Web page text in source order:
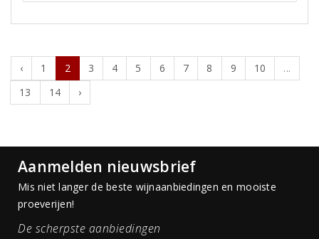
‹ 1 2 3 4 5 6 7 8 9 10
...
13
14 ›
Aanmelden nieuwsbrief
Mis niet langer de beste wijnaanbiedingen en mooiste
proeverijen!
De scherpste aanbiedingen